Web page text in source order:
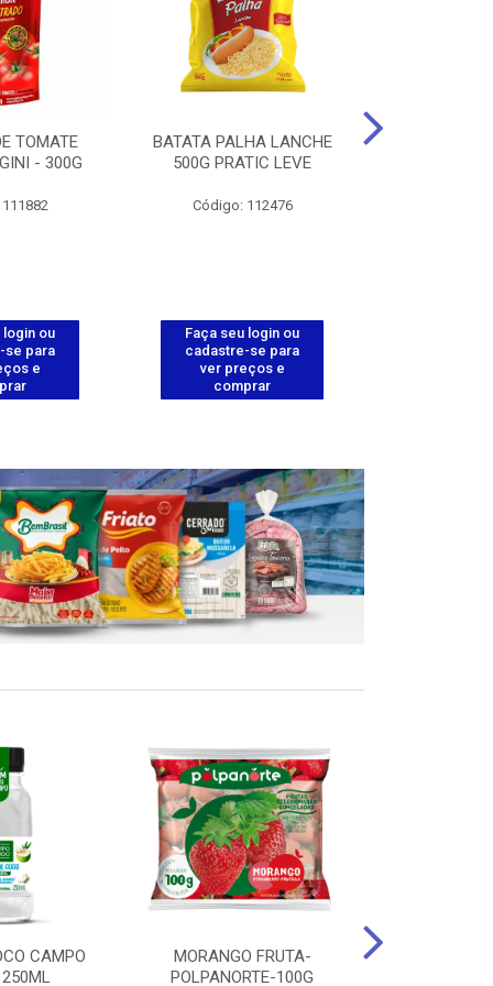
TOMATE
- 300G
login ou
se para
e
BATATA PALHA LANCHE
500G PRATIC LEVE
Código: 112476
Faça seu login ou
cadastre-se para
ver preços e
comprar
CAMPO
MORANGO FRUTA-
POLPANORTE-100G